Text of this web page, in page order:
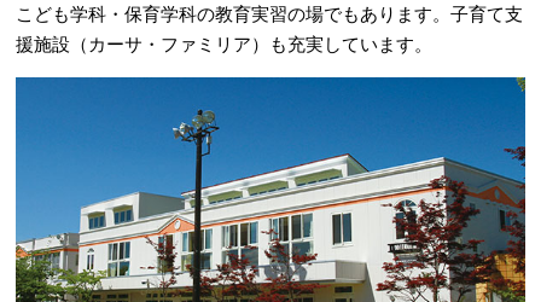
こども学科・保育学科の教育実習の場でもあります。子育て支
援施設（カーサ・ファミリア）も充実しています。